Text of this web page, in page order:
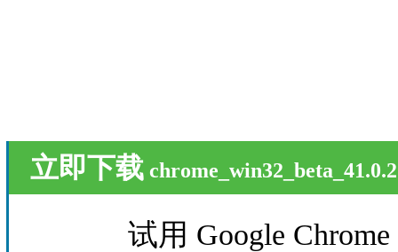
立即下载
试用 Google